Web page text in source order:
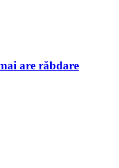
are răbdare